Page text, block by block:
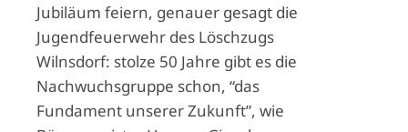
Jubiläum feiern, genauer gesagt die
Jugendfeuerwehr des Löschzugs
Wilnsdorf: stolze 50 Jahre gibt es die
Nachwuchsgruppe schon, “das
Fundament unserer Zukunft”, wie